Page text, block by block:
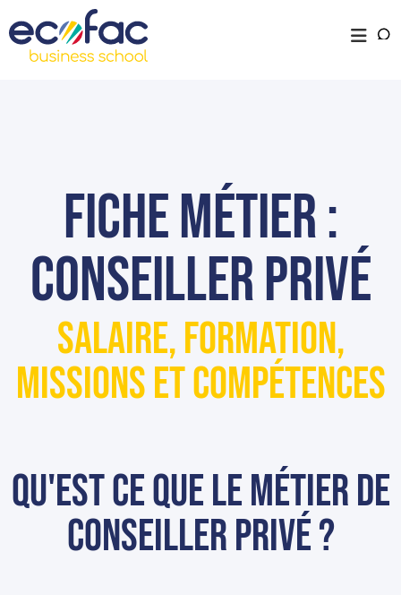
Fiche métier :
Conseiller privé
Salaire, formation,
missions et compétences
Qu'est ce que le métier de
conseiller privé ?